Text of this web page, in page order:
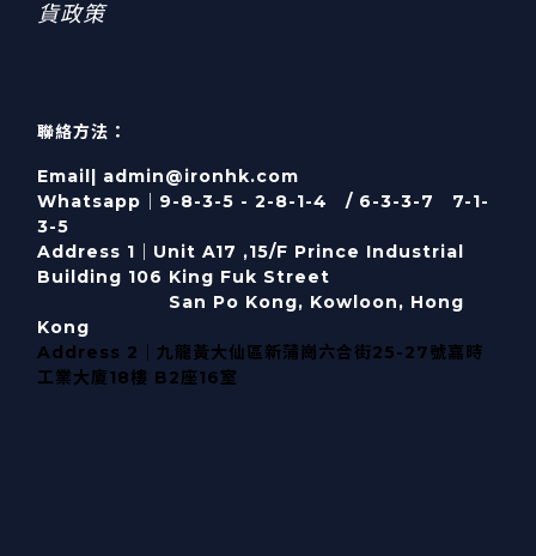
貨政策
聯絡方法：
Email| admin@ironhk.com
Whatsapp｜9-8-3-5 - 2-8-1-4 / 6-3-3-7 7-1-
3-5
Address 1｜ Unit A17 ,15/F Prince Industrial
Building 106 King Fuk Street
San Po Kong, Kowloon, Hong
Kong
Address 2｜九龍黃大仙區新蒲崗六合街25-27號嘉時
工業大廈18樓 B2座16室